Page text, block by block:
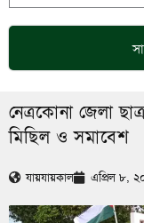
নেত্রকোনা জেলা
মিছিল ও সমাবেশ
যায়যায়কাল এপ্রিল ৮,